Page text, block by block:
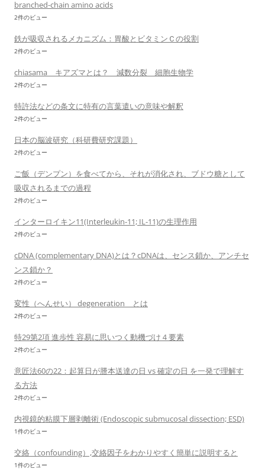
branched-chain amino acids
2件のビュー
鉄が吸収されるメカニズム：胃酸とビタミンＣの役割
2件のビュー
chiasama キアズマとは？ 減数分裂 細胞生物学
2件のビュー
特許法などの条文に特有の言葉遣いの意味や解釈
2件のビュー
日本の脳波研究（科研費研究課題）
2件のビュー
ご飯（デンプン）を食べてから、それが消化され、ブドウ糖として
吸収されるまでの過程
2件のビュー
インターロイキン11(Interleukin-11; IL-11)の生理作用
2件のビュー
cDNA (complementary DNA)とは？cDNAは、センス鎖か、アンチセ
ンス鎖か？
2件のビュー
変性（へんせい） degeneration とは
2件のビュー
特29第2項 進歩性 容易に思いつく動機づけ４要素
2件のビュー
意匠法60の22：起算日が謄本送達の日 vs 確定の日 を一発で理解す
る方法
2件のビュー
内視鏡的粘膜下層剥離術 (Endoscopic submucosal dissection; ESD)
1件のビュー
交絡（confounding）,交絡因子をわかりやすく簡単に説明すると
1件のビュー